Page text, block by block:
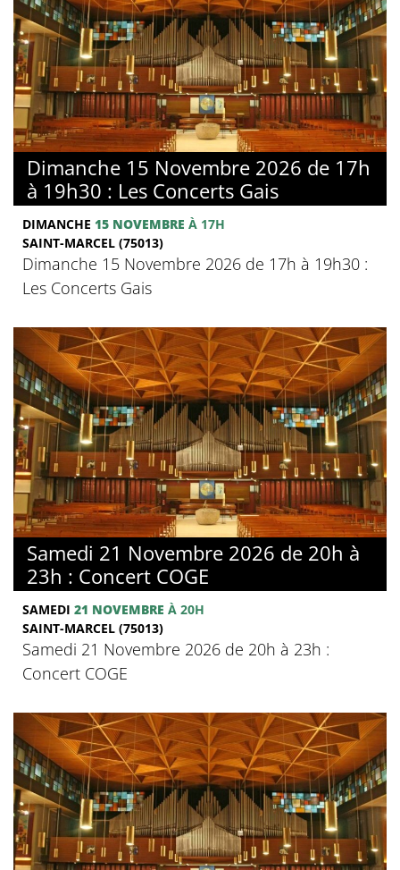
Dimanche 15 Novembre 2026 de 17h
à 19h30 : Les Concerts Gais
DIMANCHE 15 NOVEMBRE À 17H
SAINT-MARCEL (75013)
Dimanche 15 Novembre 2026 de 17h à 19h30 :
Les Concerts Gais
Samedi 21 Novembre 2026 de 20h à
23h : Concert COGE
SAMEDI 21 NOVEMBRE À 20H
SAINT-MARCEL (75013)
Samedi 21 Novembre 2026 de 20h à 23h :
Concert COGE